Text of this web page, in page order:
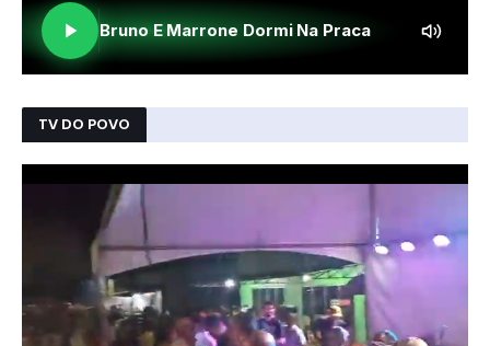
TV DO POVO